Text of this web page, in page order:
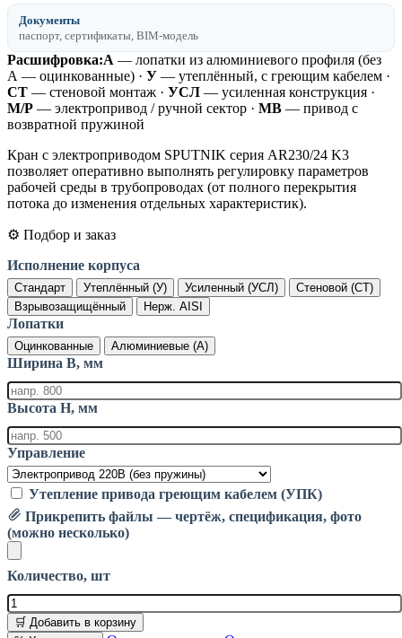
Документы
паспорт, сертификаты, BIM-модель
Расшифровка:А — лопатки из алюминиевого профиля (без
А — оцинкованные) · У — утеплённый, с греющим кабелем ·
СТ — стеновой монтаж · УСЛ — усиленная конструкция ·
М/Р — электропривод / ручной сектор · МВ — привод с
возвратной пружиной
Кран с электроприводом SPUTNIK серия AR230/24 K3
позволяет оперативно выполнять регулировку параметров
рабочей среды в трубопроводах (от полного перекрытия
потока до изменения отдельных характеристик).
⚙️ Подбор и заказ
Исполнение корпуса
Стандарт Утеплённый (У) Усиленный (УСЛ)
Стеновой (СТ)
Взрывозащищённый
Нерж. AISI
Лопатки
Оцинкованные Алюминиевые (А)
Ширина B, мм
Высота H, мм
Управление
Утепление привода греющим кабелем (УПК)
Прикрепить файлы — чертёж, спецификация, фото
(можно несколько)
Количество, шт
🛒 Добавить в корзину